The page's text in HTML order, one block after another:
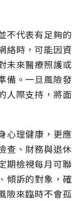
不代表有足夠的
絡時，可能因資
未來醫療照護或
備。一旦風險發
人際支持，將面
心理健康，更應
查、財務與退休
期檢視每月可聯
傾訴的對象，確
險來臨時不會孤